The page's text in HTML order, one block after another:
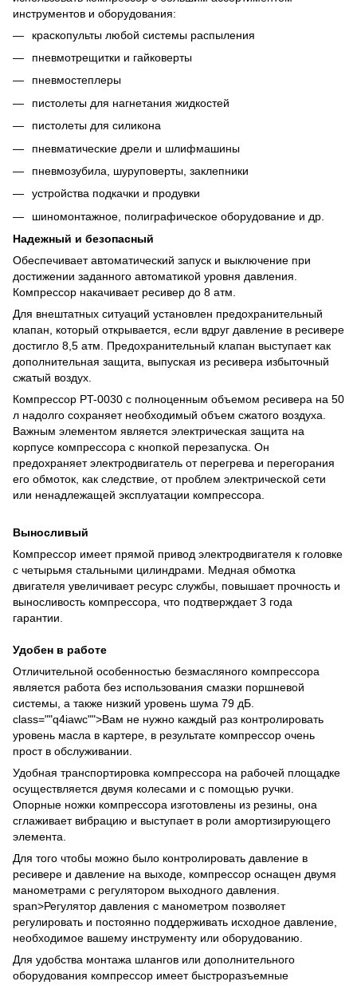
инструментов и оборудования:
краскопульты любой системы распыления
пневмотрещитки и гайковерты
пневмостеплеры
пистолеты для нагнетания жидкостей
пистолеты для силикона
пневматические дрели и шлифмашины
пневмозубила, шуруповерты, заклепники
устройства подкачки и продувки
шиномонтажное, полиграфическое оборудование и др.
Надежный и безопасный
Обеспечивает автоматический запуск и выключение при
достижении заданного автоматикой уровня давления.
Компрессор накачивает ресивер до 8 атм.
Для внештатных ситуаций установлен предохранительный
клапан, который открывается, если вдруг давление в ресивере
достигло 8,5 атм. Предохранительный клапан выступает как
дополнительная защита, выпуская из ресивера избыточный
сжатый воздух.
Компрессор PT-0030 с полноценным объемом ресивера на 50
л надолго сохраняет необходимый объем сжатого воздуха.
Важным элементом является электрическая защита на
корпусе компрессора с кнопкой перезапуска. Он
предохраняет электродвигатель от перегрева и перегорания
его обмоток, как следствие, от проблем электрической сети
или ненадлежащей эксплуатации компрессора.
Выносливый
Компрессор имеет прямой привод электродвигателя к головке
с четырьмя стальными цилиндрами. Медная обмотка
двигателя увеличивает ресурс службы, повышает прочность и
выносливость компрессора, что подтверждает 3 года
гарантии.
Удобен в работе
Отличительной особенностью безмасляного компрессора
является работа без использования смазки поршневой
системы, а также низкий уровень шума 79 дБ.
class=""q4iawc"">Вам не нужно каждый раз контролировать
уровень масла в картере, в результате компрессор очень
прост в обслуживании.
Удобная транспортировка компрессора на рабочей площадке
осуществляется двумя колесами и с помощью ручки.
Опорные ножки компрессора изготовлены из резины, она
сглаживает вибрацию и выступает в роли амортизирующего
элемента.
Для того чтобы можно было контролировать давление в
ресивере и давление на выходе, компрессор оснащен двумя
манометрами с регулятором выходного давления.
span>Регулятор давления с манометром позволяет
регулировать и постоянно поддерживать исходное давление,
необходимое вашему инструменту или оборудованию.
Для удобства монтажа шлангов или дополнительного
оборудования компрессор имеет быстроразъемные